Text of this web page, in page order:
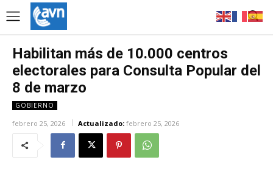
Habilitan más de 10.000 centros
electorales para Consulta Popular del
8 de marzo
GOBIERNO
febrero 25, 2026 Actualizado: febrero 25, 2026